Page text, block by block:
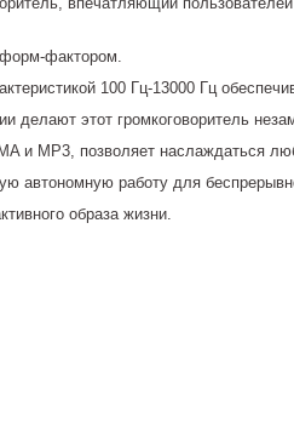
фактором.
100 Гц-13000 Гц
делают этот громкоговоритель
и MP3, позволяет наслаждаться
автономную работу для
образа жизни.